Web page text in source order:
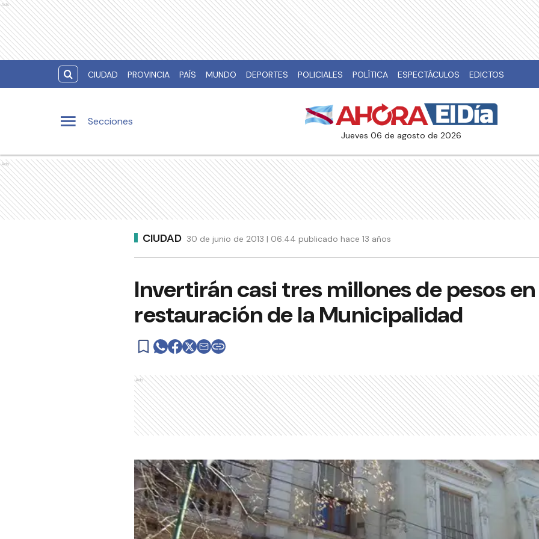
Ads
CIUDAD PROVINCIA PAÍS MUNDO DEPORTES POLICIALES POLÍTICA ESPECTÁCULOS EDICTOS
Secciones
jueves 06 de agosto de 2026
Ads
CIUDAD 30 de junio de 2013 | 06:44 publicado hace 13 años
Invertirán casi tres millones de pesos en
restauración de la Municipalidad
Ads